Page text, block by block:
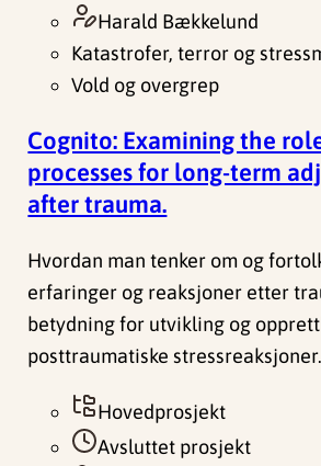
Harald Bækkelund
Katastrofer, terror og
Vold og overgrep
Cognito: Examining the
processes for long-term
after trauma.
Hvordan man tenker om og
erfaringer og reaksjoner etter
betydning for utvikling og
posttraumatiske
Hovedprosjekt
Avsluttet prosjekt